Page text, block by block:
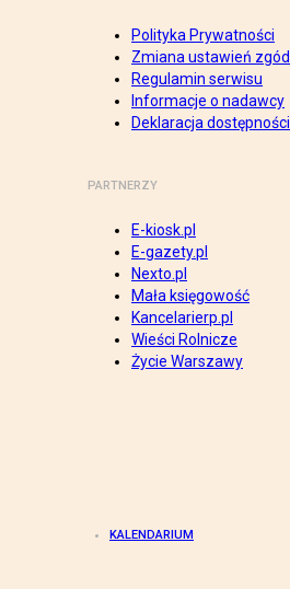
Polityka Prywatności
Zmiana ustawień zgód
Regulamin serwisu
Informacje o nadawcy
Deklaracja dostępności
PARTNERZY
E-kiosk.pl
E-gazety.pl
Nexto.pl
Mała księgowość
Kancelarierp.pl
Wieści Rolnicze
Życie Warszawy
KALENDARIUM